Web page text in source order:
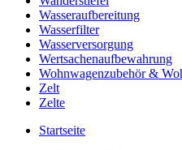
Wasseraufbereitung
Wasserfilter
Wasserversorgung
Wertsachenaufbewahrung
Wohnwagenzubehör &
Zelt
Zelte
Startseite